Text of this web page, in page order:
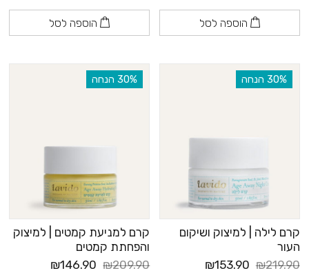
הוספה לסל הוספה לסל
‫30% הנחה
קרם לילה | למיצוק ושיקום
העור
₪219.90
₪153.90
‫30% הנחה
קרם למניעת קמטים | למיצוק
והפחתת קמטים
₪209.90
₪146.90